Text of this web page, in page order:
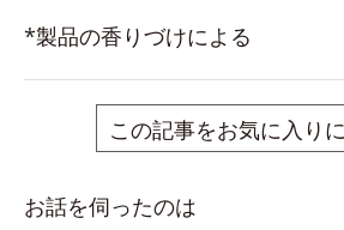
*製品の香りづけによる
この記事をお気に入り
お話を伺ったのは